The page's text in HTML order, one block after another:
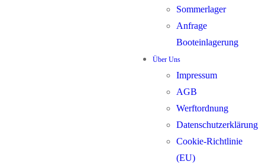
Sommerlager
Anfrage
Booteinlagerung
Über Uns
Impressum
AGB
Werftordnung
Datenschutzerklärung
Cookie-Richtlinie
(EU)